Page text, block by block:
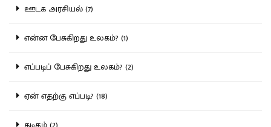
ஊடக அரசியல் (7)
என்ன பேசுகிறது உலகம்? (1)
எப்படிப் பேசுகிறது உலகம்? (2)
ஏன் எதற்கு எப்படி? (18)